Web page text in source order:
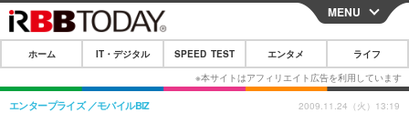
CLOSE
ホーム
IT・デジタル
MENU
ホーム IT・デジタル SPEED TEST エンタメ ライフ
エンタープライズ モバイルBIZ 2009.11.24（火）13:19